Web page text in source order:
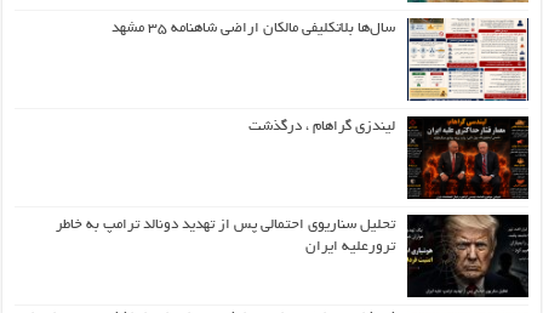
سال‌ها بلاتکلیفی مالکان اراضی شاهنامه ۳۵ مشهد
لیندزی گراهام ، درگذشت
تحلیل سناریوی احتمالی پس از تهدید دونالد ترامپ به خاطر
ترورعلیه ایران